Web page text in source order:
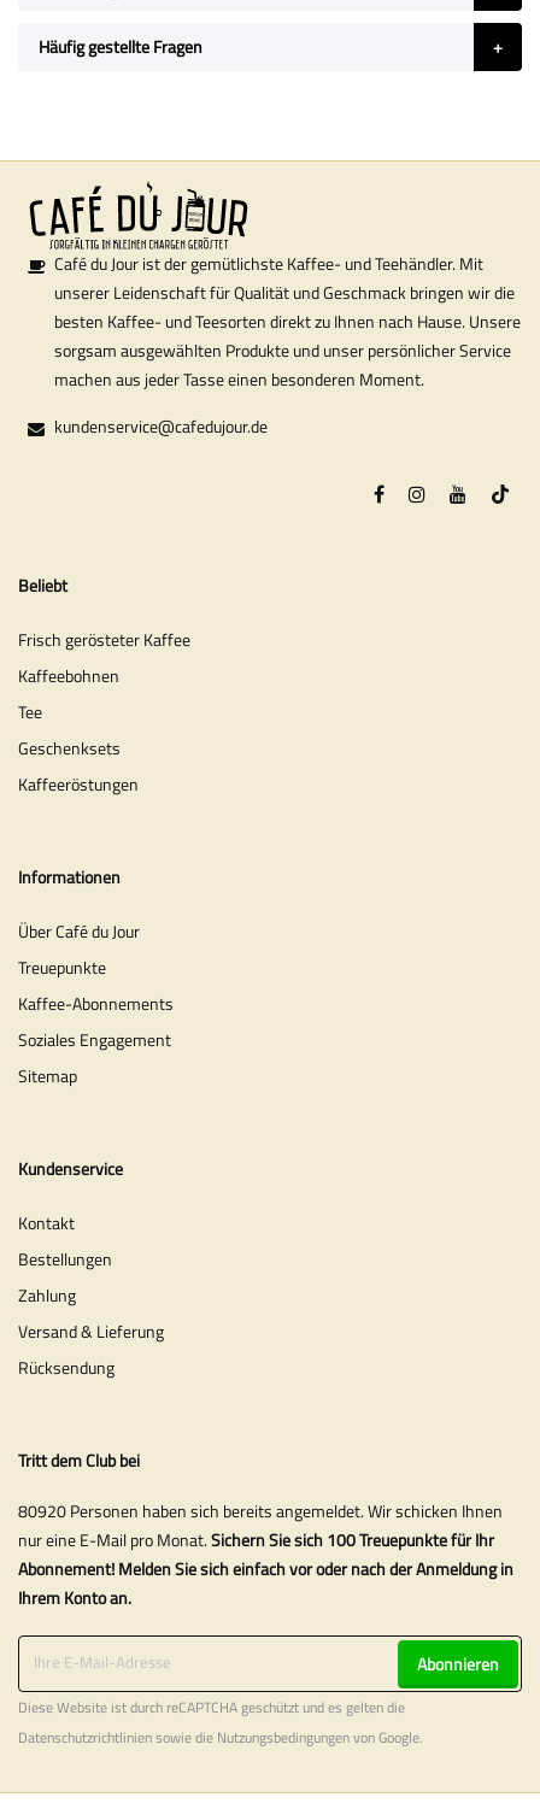
Häufig gestellte Fragen
Café du Jour ist der gemütlichste Kaffee- und Teehändler. Mit
unserer Leidenschaft für Qualität und Geschmack bringen wir die
besten Kaffee- und Teesorten direkt zu Ihnen nach Hause. Unsere
sorgsam ausgewählten Produkte und unser persönlicher Service
machen aus jeder Tasse einen besonderen Moment.
kundenservice@cafedujour.de
Beliebt
Frisch gerösteter Kaffee
Kaffeebohnen
Tee
Geschenksets
Kaffeeröstungen
Informationen
Über Café du Jour
Treuepunkte
Kaffee-Abonnements
Soziales Engagement
Sitemap
Kundenservice
Kontakt
Bestellungen
Zahlung
Versand & Lieferung
Rücksendung
Tritt dem Club bei
80920 Personen haben sich bereits angemeldet. Wir schicken Ihnen
nur eine E-Mail pro Monat.Sichern Sie sich 100 Treuepunkte für Ihr
Abonnement! Melden Sie sich einfach vor oder nach der Anmeldung in
Ihrem Konto an.
Abonnieren
Diese Website ist durch reCAPTCHA geschützt und es gelten die
Datenschutzrichtliniensowie die Nutzungsbedingungenvon Google.